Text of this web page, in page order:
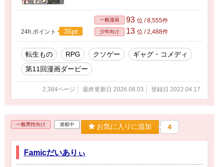
24h.ポイント 35pt
一般漫画 93 位 / 8,555件
少年向け 13 位 / 2,488件
転生もの RPG クソゲー
ギャグ・コメディ
第11回漫画ダービー
2,384ページ 最終更新日 2026.08.03 登録日 2022.04.17
一般男性向け 連載中 お気に入りに追加 4
Famicだいありぃ